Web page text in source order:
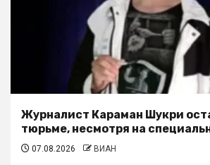
Журналист Караман Шукри
тюрьме, несмотря на
07.08.2026 ВИАН